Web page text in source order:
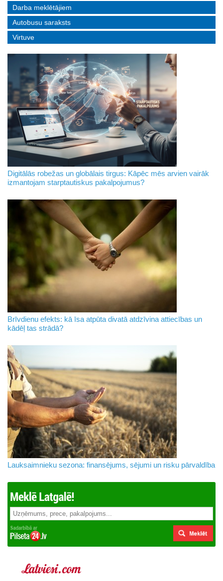
Darba meklētājiem
Autobusu saraksts
Virtuve
Digitālās robežas un globālais tirgus: Kāpēc mēs arvien vairāk
izmantojam starptautiskus pakalpojumus?
Brīvdienu efekts: kā īsa atpūta divatā atdzīvina attiecības un
kādēļ tas strādā?
Lauksaimnieku sezona: finansējums, sējumi un risku pārvaldība